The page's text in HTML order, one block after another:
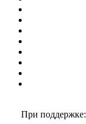
При поддержке: